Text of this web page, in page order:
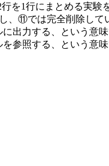
を1行にまとめる実験
、⑪では完全削除し
出力する、という意味
参照する、という意味